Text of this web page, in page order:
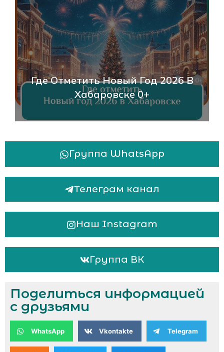
День Народного Единства В
Хабаровске 2025: Программа,
События И Как Отметить 0+
Группа WhatsApp
Телеграм канал
Наш Instagram
Группа ВК
Поделиться информацией
с друзьями
WhatsApp Vkontakte Telegram